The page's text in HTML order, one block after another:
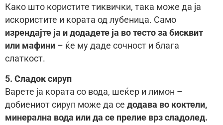
Како што користите тиквички, така може да ја
искористите и кората од лубеница. Само
изрендајте ја и додадете ја во тесто за бисквит
или мафини – ќе му даде сочност и блага
слаткост.
5. Сладок сируп
Варете ја кората со вода, шеќер и лимон –
добиениот сируп може да се додава во коктели,
минерална вода или да се прелие врз сладолед.